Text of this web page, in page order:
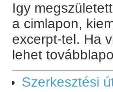
Igy
a cimlapon,
excerpt-tel. Ha
lehet
Szerkesztési